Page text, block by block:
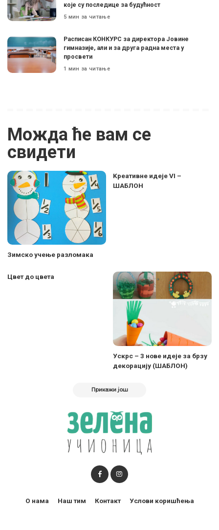
које су последице за будућност
5 мин за читање
Расписан КОНКУРС за директора Јовине
гимназије, али и за друга радна места у
просвети
1 мин за читање
Можда ће вам се
свидети
Зимско учење разломака
Kреативне идеје VI –
ШАБЛОН
Цвет до цвета
Ускрс – 3 нове идеје за брзу
декорацију (ШАБЛОН)
Прикажи још
О нама Наш тим Контакт Услови коришћења